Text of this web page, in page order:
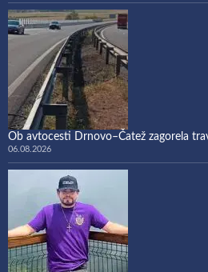
Ob avtocesti Drnovo–Čatež zagorela
06.08.2026